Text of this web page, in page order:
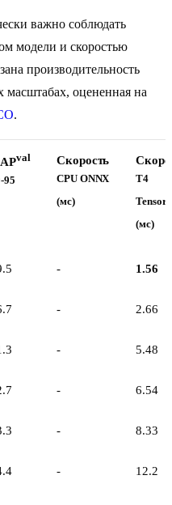
важно соблюдать
модели и скоростью
производительность
масштабах, оцененная на
.
val
95
Скорость
CPU ONNX
(мс)
T4
(мс)
- 1.56
- 2.66
- 5.48
- 6.54
- 8.33
- 12.2